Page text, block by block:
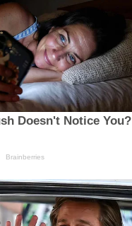
Doesn't Notice You?
Brainberries